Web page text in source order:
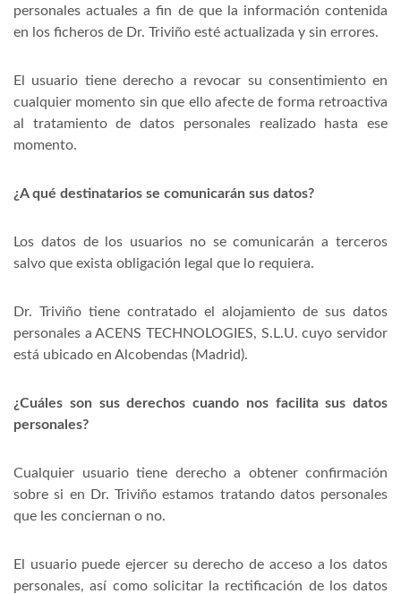
personales actuales a fin de que la información contenida
en los ficheros de Dr. Triviño esté actualizada y sin errores.
El usuario tiene derecho a revocar su consentimiento en
cualquier momento sin que ello afecte de forma retroactiva
al tratamiento de datos personales realizado hasta ese
momento.
¿A qué destinatarios se comunicarán sus datos?
Los datos de los usuarios no se comunicarán a terceros
salvo que exista obligación legal que lo requiera.
Dr. Triviño tiene contratado el alojamiento de sus datos
personales a ACENS TECHNOLOGIES, S.L.U. cuyo servidor
está ubicado en Alcobendas (Madrid).
¿Cuáles son sus derechos cuando nos facilita sus datos
personales?
Cualquier usuario tiene derecho a obtener confirmación
sobre si en Dr. Triviño estamos tratando datos personales
que les conciernan o no.
El usuario puede ejercer su derecho de acceso a los datos
personales, así como solicitar la rectificación de los datos